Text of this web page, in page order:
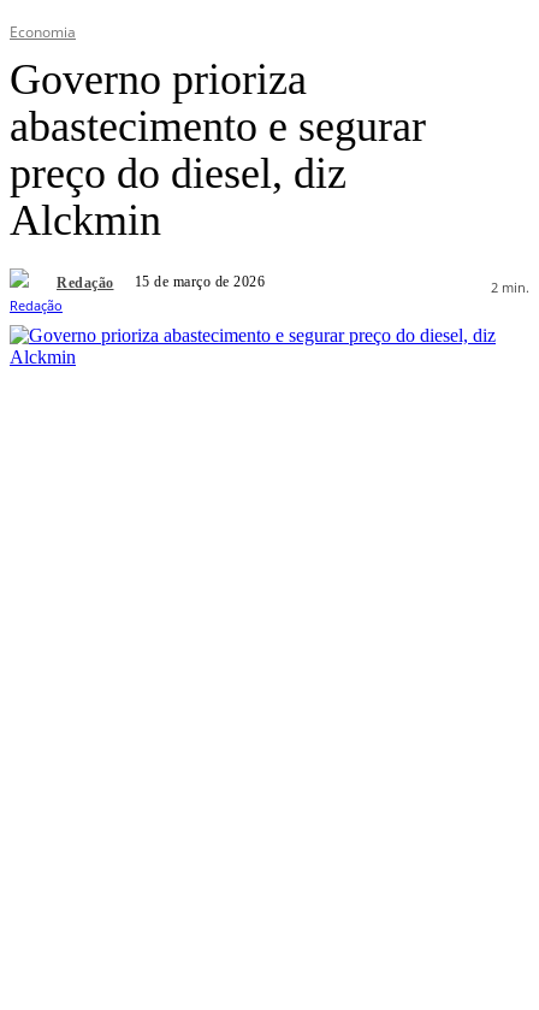
Economia
Governo prioriza
abastecimento e segurar
preço do diesel, diz
Alckmin
Redação 15 de março de 2026 2 min.